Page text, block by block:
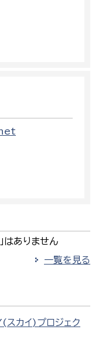
はありません
一覧を見る
スカイ)プロジェク